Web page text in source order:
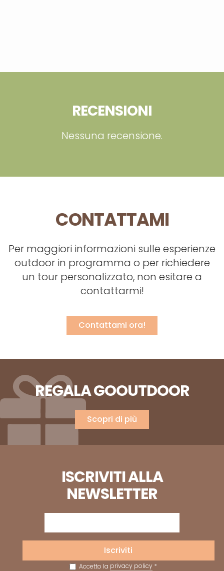
RECENSIONI
Nessuna recensione.
CONTATTAMI
Per maggiori informazioni sulle esperienze
outdoor in programma o per richiedere
un tour personalizzato, non esitare a
contattarmi!
Contattami ora!
REGALA GOOUTDOOR
Scopri di più
ISCRIVITI ALLA
NEWSLETTER
Accetto la privacy policy*
Iscriviti